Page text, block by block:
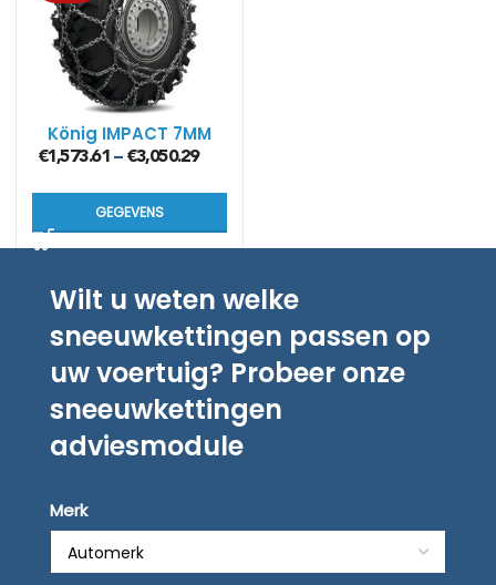
König IMPACT 7MM
€1,573.61 – €3,050.29
GEGEVENS
Wilt u weten welke
sneeuwkettingen passen op
uw voertuig? Probeer onze
sneeuwkettingen
adviesmodule
Merk